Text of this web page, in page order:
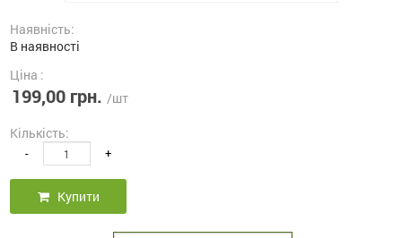
Наявність:
В наявності
Ціна :
199,00 грн. /шт
Кількість:
- +
Купити